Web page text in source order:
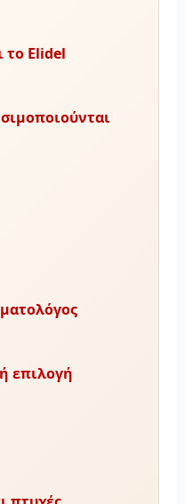
το Elidel
επιλογή